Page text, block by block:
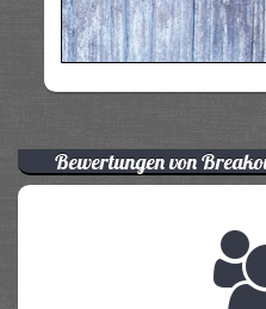
Bewertungen von